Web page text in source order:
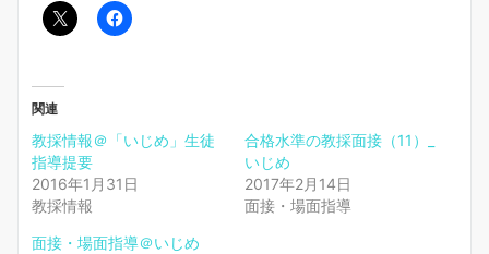
関連
教採情報＠「いじめ」生徒
指導提要
2016年1月31日
教採情報
合格水準の教採面接（11）_
いじめ
2017年2月14日
面接・場面指導
面接・場面指導＠いじめ